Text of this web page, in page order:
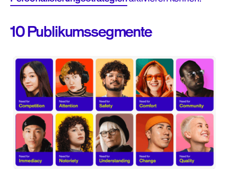
10 Publikumssegmente